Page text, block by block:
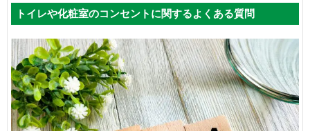
トイレや化粧室のコンセントに関するよくある質問